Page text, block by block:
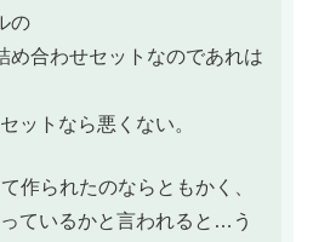
の
め合わせセットなのであれは
ットなら悪くない。
作られたのならともかく、
ているかと言われると…う